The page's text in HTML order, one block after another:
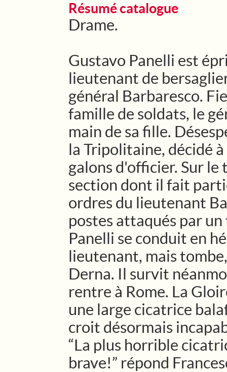
Résumé catalogue
Drame.
Gustavo Panelli est
lieutenant de
général Barbaresco.
famille de soldats, le
main de sa fille.
la Tripolitaine, décidé
galons d'officier. Sur le
section dont il fait
ordres du lieutenant
postes attaqués par
Panelli se conduit en
lieutenant, mais
Derna. Il survit
rentre à Rome. La
une large cicatrice
croit désormais
“La plus horrible
brave!” répond